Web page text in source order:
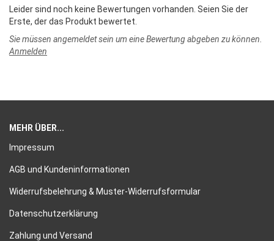
Leider sind noch keine Bewertungen vorhanden. Seien Sie der
Erste, der das Produkt bewertet.
Sie müssen angemeldet sein um eine Bewertung abgeben zu können.
Anmelden
MEHR ÜBER...
Impressum
AGB und Kundeninformationen
Widerrufsbelehrung & Muster-Widerrufsformular
Datenschutzerklärung
Zahlung und Versand